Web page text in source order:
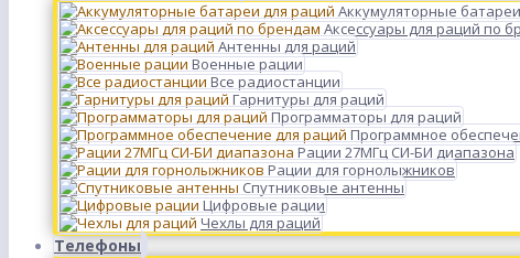
Аккумуляторные
Аксессуары для раций по
Антенны для раций
Военные рации
Все радиостанции
Гарнитуры для раций
Программаторы для раций
Программное
Рации 27МГц СИ-БИ диапазона
Рации для горнолыжников
Спутниковые антенны
Цифровые рации
Чехлы для раций
Телефоны